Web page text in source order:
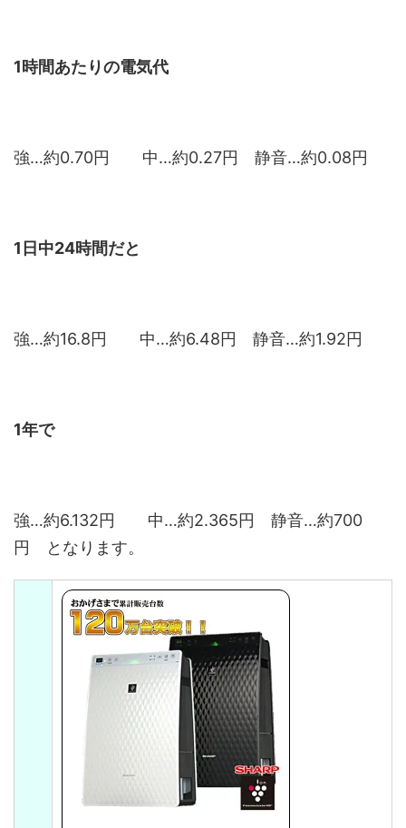
1時間あたりの電気代
強…約0.70円 中…約0.27円 静音…約0.08円
1日中24時間だと
強…約16.8円 中…約6.48円 静音…約1.92円
1年で
強…約6.132円 中…約2.365円 静音…約700
円 となります。